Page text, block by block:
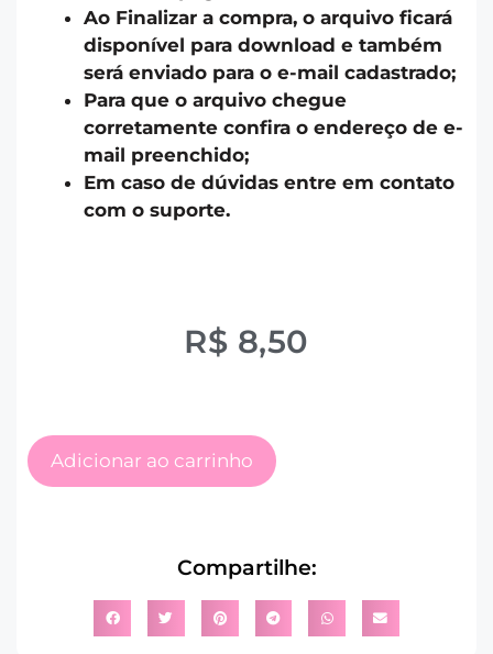
Ao Finalizar a compra, o arquivo ficará
disponível para download e também
será enviado para o e-mail cadastrado;
Para que o arquivo chegue
corretamente confira o endereço de e-
mail preenchido;
Em caso de dúvidas entre em contato
com o suporte.
R$ 8,50
Adicionar ao carrinho
Compartilhe: